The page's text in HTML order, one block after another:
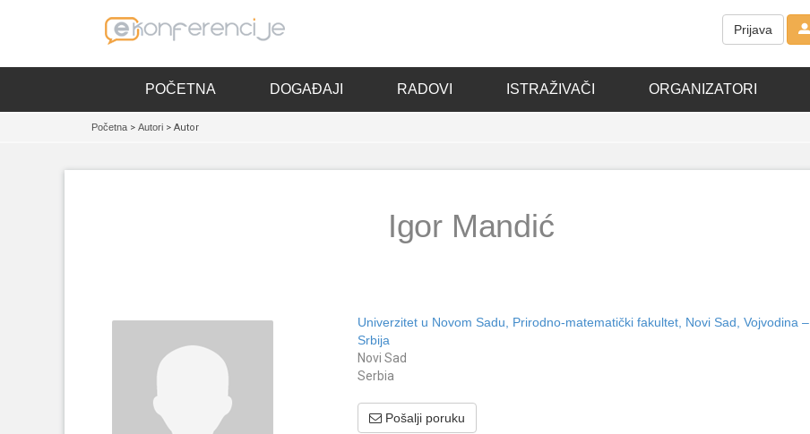
Prijava
POČETNA DOGAĐAJI RADOVI ISTRAŽIVAČI ORGANIZATORI
Početna > Autori > Autor
Igor Mandić
Univerzitet u Novom Sadu, Prirodno-matematički fakultet, Novi Sad, Vojvodina –
Srbija
Novi Sad
Serbia
Pošalji poruku